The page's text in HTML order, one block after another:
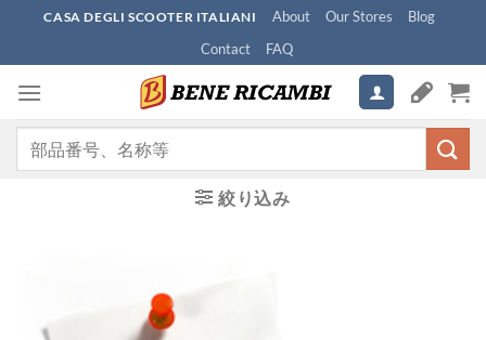
content
CASA DEGLI SCOOTER ITALIANI About Our Stores
Blog
Contact
FAQ
絞り込み